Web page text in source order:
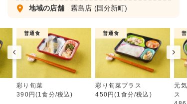
地域の店舗 霧島店 (国分新町)
普通食
彩り旬菜
390円(1食分/税込)
普通食
彩り旬菜プラス
450円(1食分/税込)
元
ス